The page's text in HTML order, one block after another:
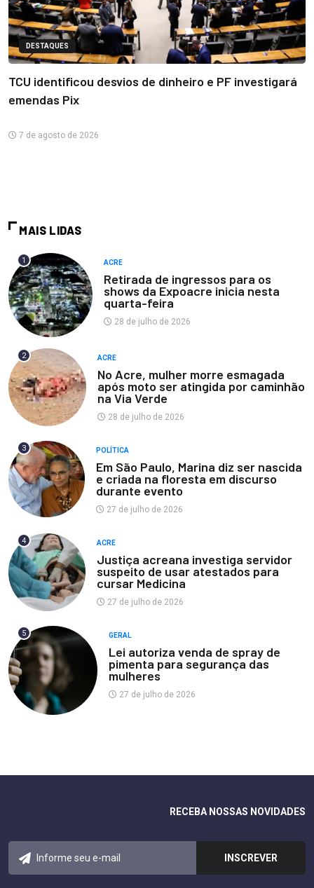
DESTAQUES
TCU identificou desvios de dinheiro e PF investigará
emendas Pix
7 de agosto de 2026
MAIS LIDAS
1 ACRE
Retirada de ingressos para os
shows da Expoacre inicia nesta
quarta-feira
28 de julho de 2026
2 ACRE
No Acre, mulher morre esmagada
após moto ser atingida por caminhão
na Via Verde
28 de julho de 2026
3 POLÍTICA
Em São Paulo, Marina diz ser nascida
e criada na floresta em discurso
durante evento
27 de julho de 2026
4 ACRE
Justiça acreana investiga servidor
suspeito de usar atestados para
cursar Medicina
27 de julho de 2026
5 GERAL
Lei autoriza venda de spray de
pimenta para segurança das
mulheres
27 de julho de 2026
RECEBA NOSSAS NOVIDADES